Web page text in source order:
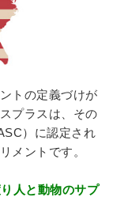
トの定義づけが
プラスは、その
）に認定され
メントです。
人と動物のサプ